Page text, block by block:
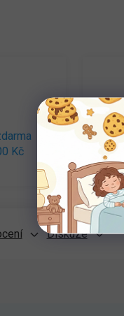
Kč
Diskuze